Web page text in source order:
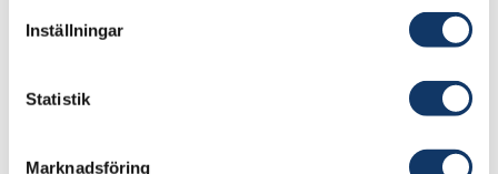
Inställningar
Statistik
Marknadsföring
produktionsanläggning med en kapacitet om 50
under år 2028. Därefter finns planer för två
om 500 kton per år att tas i drift åren 2031 och